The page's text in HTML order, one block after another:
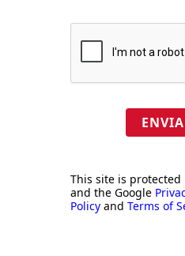
This site is protected
and the Google
Policy and Terms of